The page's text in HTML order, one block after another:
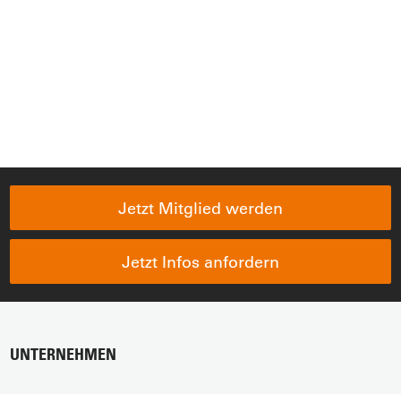
Jetzt Mitglied werden
Jetzt Infos anfordern
UNTERNEHMEN